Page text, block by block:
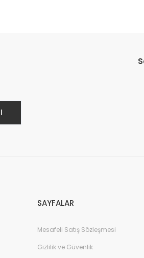
SAYFALAR
Mesafeli Satış Sözleşmesi
Gizlilik ve Güvenlik